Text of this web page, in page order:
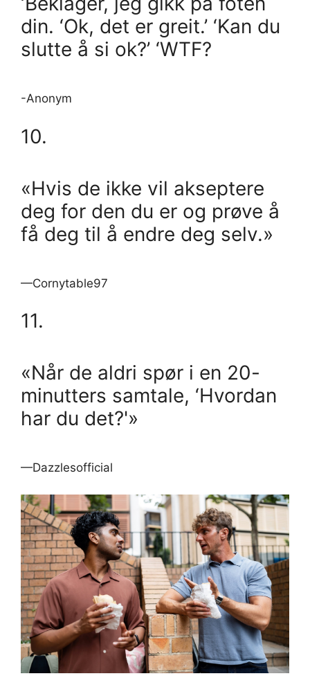
din. ‘Ok, det er greit.’ ‘Kan du
slutte å si ok?’ ‘WTF?
-Anonym
10.
«Hvis de ikke vil akseptere
deg for den du er og prøve å
få deg til å endre deg selv.»
—Cornytable97
11.
«Når de aldri spør i en 20-
minutters samtale, ‘Hvordan
har du det?'»
—Dazzlesofficial